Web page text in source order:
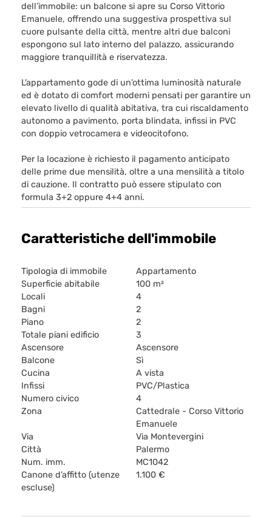
dell’immobile: un balcone si apre su Corso Vittorio
Emanuele, offrendo una suggestiva prospettiva sul
cuore pulsante della città, mentre altri due balconi
espongono sul lato interno del palazzo, assicurando
maggiore tranquillità e riservatezza.
L’appartamento gode di un’ottima luminosità naturale
ed è dotato di comfort moderni pensati per garantire un
elevato livello di qualità abitativa, tra cui riscaldamento
autonomo a pavimento, porta blindata, infissi in PVC
con doppio vetrocamera e videocitofono.
Per la locazione è richiesto il pagamento anticipato
delle prime due mensilità, oltre a una mensilità a titolo
di cauzione. Il contratto può essere stipulato con
formula 3+2 oppure 4+4 anni.
Caratteristiche dell'immobile
Tipologia di immobile
Appartamento
Superficie abitabile
100 m²
Locali
4
Bagni
2
Piano
2
Totale piani edificio
3
Ascensore
Ascensore
Balcone
Sì
Cucina
A vista
Infissi
PVC/Plastica
Numero civico
4
Zona
Cattedrale - Corso Vittorio
Emanuele
Via
Via Montevergini
Città
Palermo
Num. imm.
MC1042
Canone d’affitto (utenze
escluse)
1.100 €